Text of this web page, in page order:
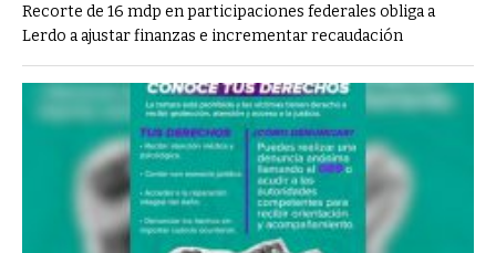
Recorte de 16 mdp en participaciones federales obliga a
Lerdo a ajustar finanzas e incrementar recaudación